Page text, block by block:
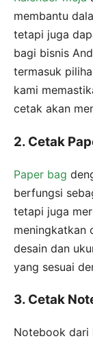
membantu
tetapi juga
bagi bisnis
termasuk
kami
cetak akan
2. Cetak
Paper bag
berfungsi
tetapi juga
meningkatkan
desain dan
yang sesuai
3. Cetak
Notebook dari